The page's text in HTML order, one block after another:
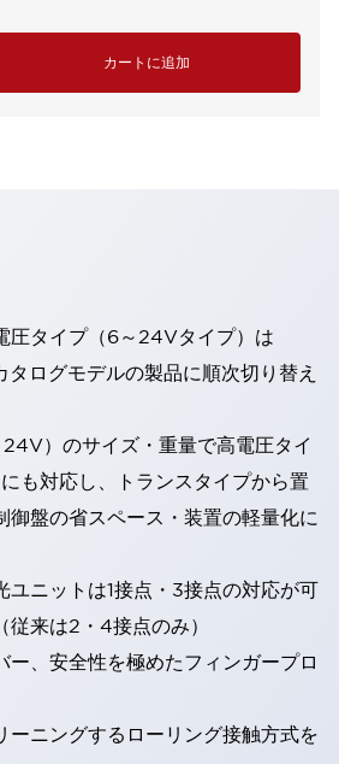
カートに追加
圧タイプ（6～24Vタイプ）は
ログモデルの製品に順次切り替え
）のサイズ・重量で高電圧タイ
も対応し、トランスタイプから置
御盤の省スペース・装置の軽量化に
ユニットは1接点・3接点の対応が可
来は2・4接点のみ）
ー、安全性を極めたフィンガープロ
ーニングするローリング接触方式を